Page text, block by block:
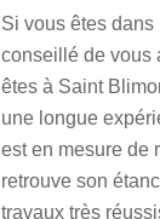
Si vous êtes dans
conseillé de vous
êtes à Saint
une longue
est en mesure de
retrouve son
travaux très